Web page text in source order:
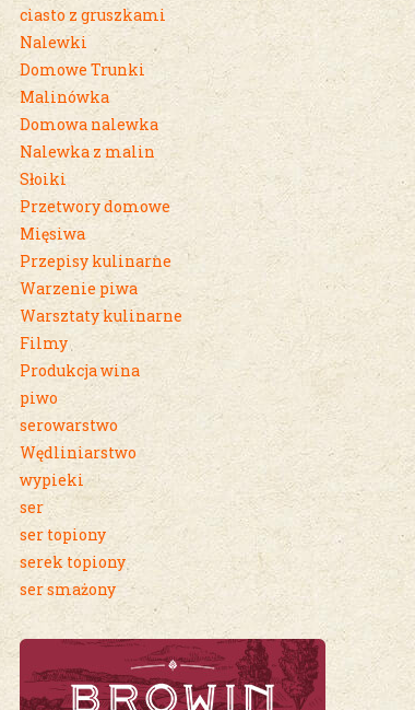
ciasto z gruszkami
Nalewki
Domowe Trunki
Malinówka
Domowa nalewka
Nalewka z malin
Słoiki
Przetwory domowe
Mięsiwa
Przepisy kulinarne
Warzenie piwa
Warsztaty kulinarne
Filmy
Produkcja wina
piwo
serowarstwo
Wędliniarstwo
wypieki
ser
ser topiony
serek topiony
ser smażony